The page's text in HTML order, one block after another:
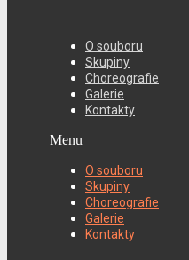
O souboru
Skupiny
Choreografie
Galerie
Kontakty
Menu
O souboru
Skupiny
Choreografie
Galerie
Kontakty